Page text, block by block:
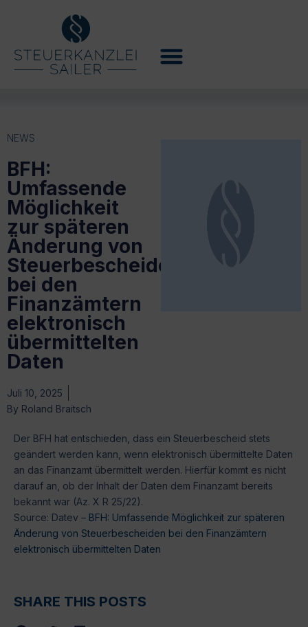
NEWS
BFH:
Umfassende
Möglichkeit
zur späteren
Änderung von
Steuerbescheiden
bei den
Finanzämtern
elektronisch
übermittelten
Daten
Juli 10, 2025
By Roland Braitsch
Der BFH hat entschieden, dass ein Steuerbescheid stets
geändert werden kann, wenn elektronisch übermittelte Daten
an das Finanzamt übermittelt werden. Hierfür kommt es nicht
darauf an, ob der Inhalt der Daten dem Finanzamt bereits
bekannt war (Az. X R 25/22).
Source: Datev – BFH: Umfassende Möglichkeit zur späteren
Änderung von Steuerbescheiden bei den Finanzämtern
elektronisch übermittelten Daten
SHARE THIS POSTS